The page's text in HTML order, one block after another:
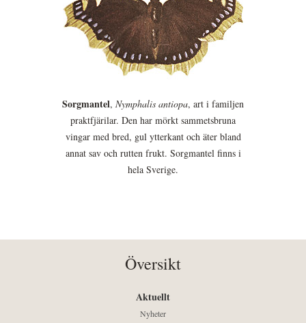
Sorgmantel, Nymphalis antiopa, art i familjen
praktfjärilar. Den har mörkt sammetsbruna
vingar med bred, gul ytterkant och äter bland
annat sav och rutten frukt. Sorgmantel finns i
hela Sverige.
Översikt
Aktuellt
Nyheter